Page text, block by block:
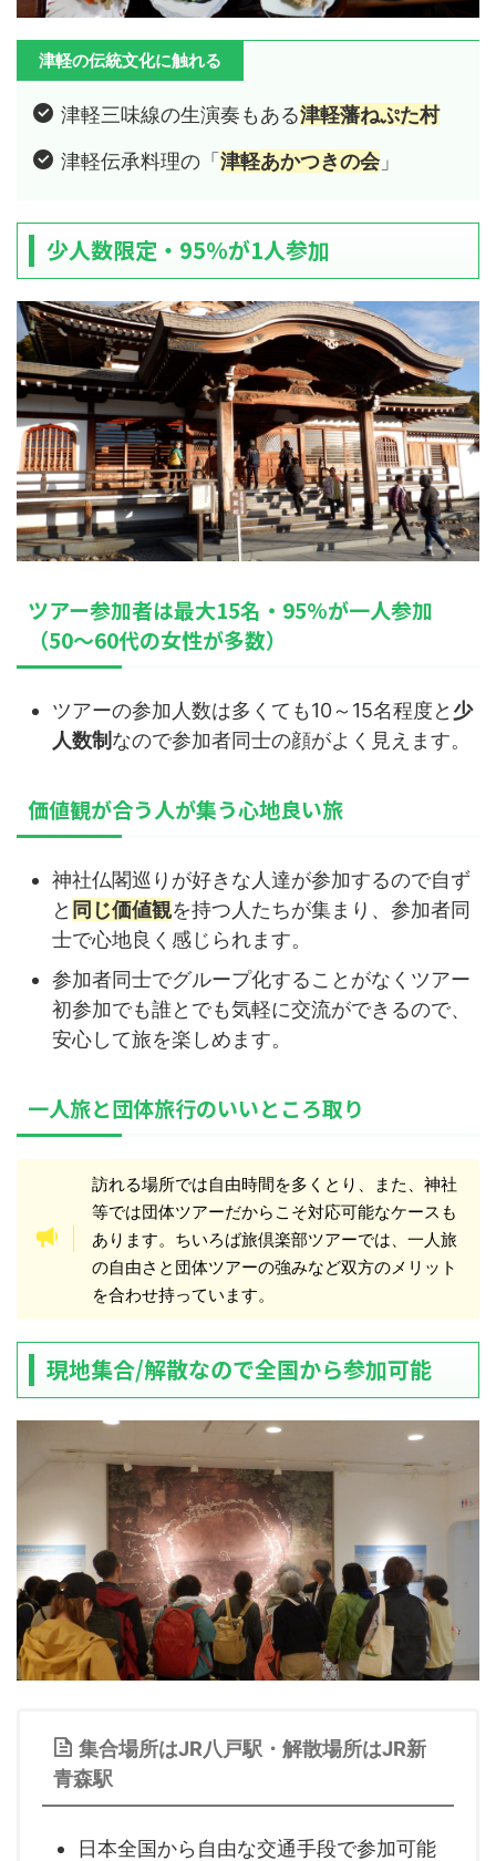
津軽の伝統文化に触れる
津軽三味線の生演奏もある津軽藩ねぷた村
津軽伝承料理の「津軽あかつきの会」
少人数限定・95％が1人参加
ツアー参加者は最大15名・95%が一人参加
（50～60代の女性が多数）
ツアーの参加人数は多くても10～15名程度と 少
人数制 なので参加者同士の顔がよく見えます。
価値観が合う人が集う心地良い旅
神社仏閣巡りが好きな人達が参加するので自ず
と 同じ価値観を持つ人たちが集まり、参加者同
士で心地良く感じられます。
参加者同士でグループ化することがなくツアー
初参加でも誰とでも気軽に交流ができるので、
安心して旅を楽しめます。
一人旅と団体旅行のいいところ取り
訪れる場所では自由時間を多くとり、また、神社
等では団体ツアーだからこそ対応可能なケースも
あります。ちいろば旅倶楽部ツアーでは、一人旅
の自由さと団体ツアーの強みなど双方のメリット
を合わせ持っています。
現地集合/解散なので全国から参加可能
集合場所はJR八戸駅・解散場所はJR新
青森駅
日本全国から自由な交通手段で参加可能